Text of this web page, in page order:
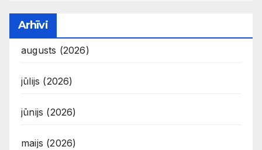
Arhīvi
augusts (2026)
jūlijs (2026)
jūnijs (2026)
maijs (2026)